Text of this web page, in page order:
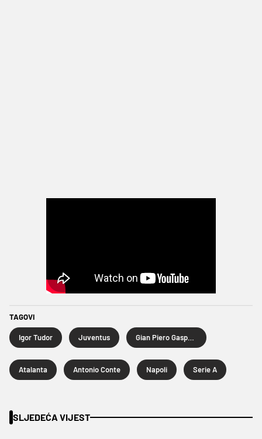
TAGOVI
Igor Tudor Juventus
Atalanta Antonio Conte Napoli Serie A
SLJEDEĆA VIJEST